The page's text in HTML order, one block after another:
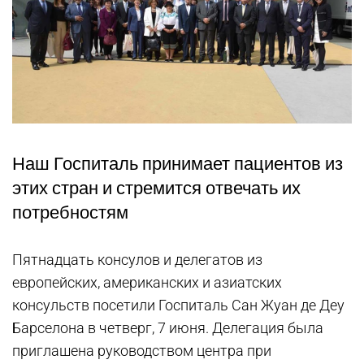
Наш Госпиталь принимает пациентов из
этих стран и стремится отвечать их
потребностям
Пятнадцать консулов и делегатов из
европейских, американских и азиатских
консульств посетили Госпиталь Сан Жуан де Деу
Барселона в четверг, 7 июня. Делегация была
приглашена руководством центра при